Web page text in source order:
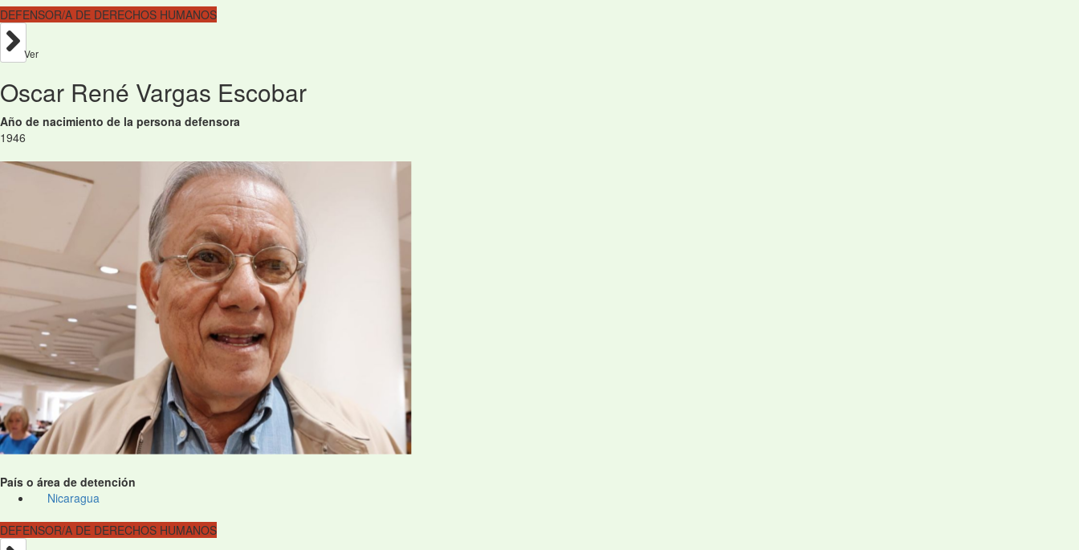
DEFENSOR/A DE DERECHOS HUMANOS
Ver
Oscar René Vargas Escobar
Año de nacimiento de la persona defensora
1946
País o área de detención
Nicaragua
DEFENSOR/A DE DERECHOS HUMANOS